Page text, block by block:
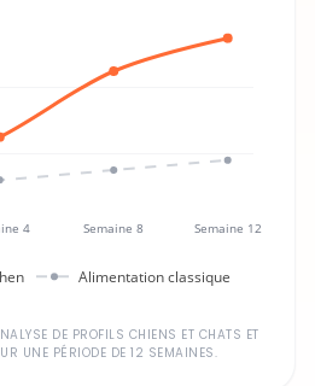
4 Semaine 8 Semaine 12
Alimentation classique
DE PROFILS CHIENS ET CHATS ET
UNE PÉRIODE DE 12 SEMAINES.